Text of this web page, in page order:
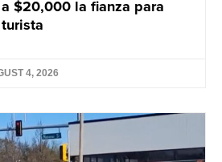
$20,000 la fianza para
4, 2026